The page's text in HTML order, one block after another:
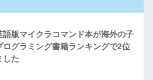
語版マイクラコマンド本が海外の子
ログラミング書籍ランキングで2位
した